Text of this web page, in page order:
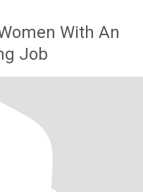
With An
Job